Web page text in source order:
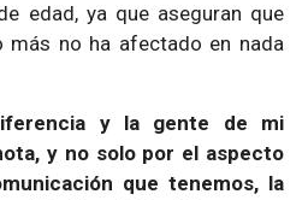
edad, ya que aseguran que
más no ha afectado en nada
y la gente de mi
y no solo por el aspecto
que tenemos, la